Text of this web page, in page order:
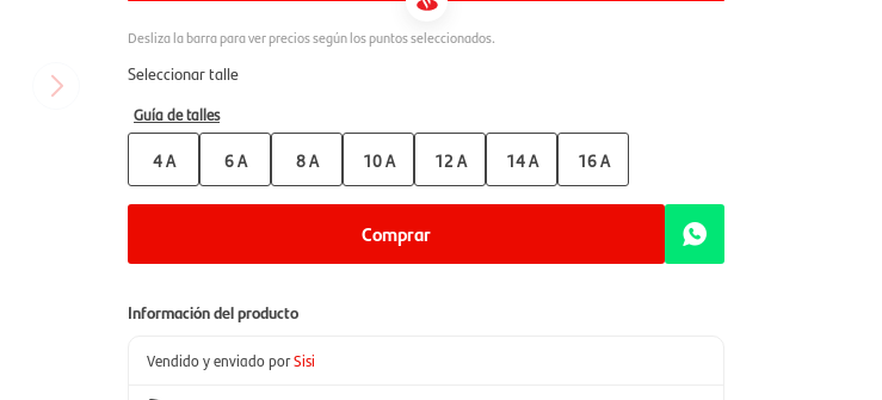
Seleccionar talle
Guía de talles
4 A 6 A 8 A 10 A 12 A 14 A 16 A
Comprar
Información del producto
Vendido y enviado porSisi